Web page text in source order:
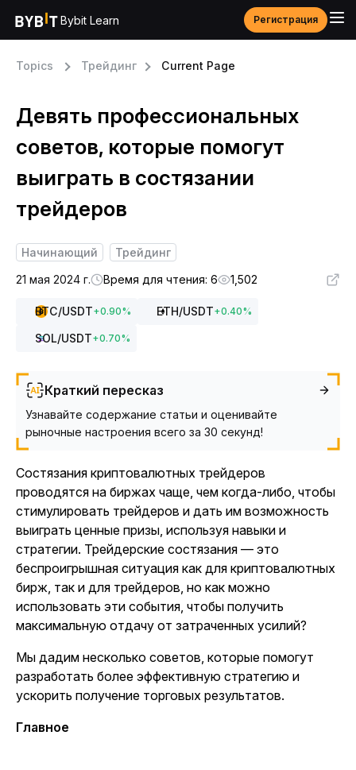
Bybit Learn Регистрация
Topics Трейдинг Current Page
Девять профессиональных
советов, которые помогут
выиграть в состязании
трейдеров
Начинающий
Трейдинг
21 мая 2024 г.
Время для чтения: 6 1,502
BTC/USDT+0.90% ETH/USDT+0.40%
SOL/USDT+0.70%
Краткий пересказ
Узнавайте содержание статьи и оценивайте
рыночные настроения всего за 30 секунд!
Состязания криптовалютных трейдеров
проводятся на биржах чаще, чем когда-либо, чтобы
стимулировать трейдеров и дать им возможность
выиграть ценные призы, используя навыки и
стратегии. Трейдерские состязания — это
беспроигрышная ситуация как для криптовалютных
бирж, так и для трейдеров, но как можно
использовать эти события, чтобы получить
максимальную отдачу от затраченных усилий?
Мы дадим несколько советов, которые помогут
разработать более эффективную стратегию и
ускорить получение торговых результатов.
Главное